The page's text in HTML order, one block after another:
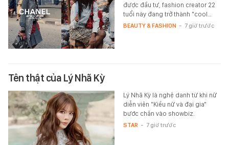
được đầu tư, fashion creator 22
tuổi này đang trở thành "cool…
BEAUTY & FASHION - 7 giờ trước
Tên thật của Lý Nhã Kỳ
Lý Nhã Kỳ là nghệ danh từ khi nữ
diễn viên "Kiều nữ và đại gia"
bước chân vào showbiz.
STAR - 7 giờ trước